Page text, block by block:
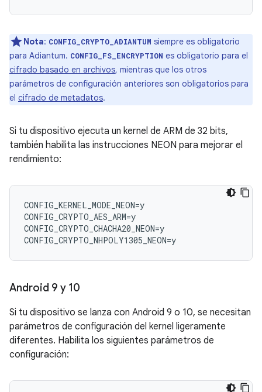
Nota: CONFIG_CRYPTO_ADIANTUM siempre es obligatorio
para Adiantum. CONFIG_FS_ENCRYPTION es obligatorio para el
cifrado basado en archivos, mientras que los otros
parámetros de configuración anteriores son obligatorios para
el cifrado de metadatos.
Si tu dispositivo ejecuta un kernel de ARM de 32 bits,
también habilita las instrucciones NEON para mejorar el
rendimiento:
CONFIG_KERNEL_MODE_NEON=y
CONFIG_CRYPTO_AES_ARM=y
CONFIG_CRYPTO_CHACHA20_NEON=y
Android 9 y 10
Si tu dispositivo se lanza con Android 9 o 10, se necesitan
parámetros de configuración del kernel ligeramente
diferentes. Habilita los siguientes parámetros de
configuración: